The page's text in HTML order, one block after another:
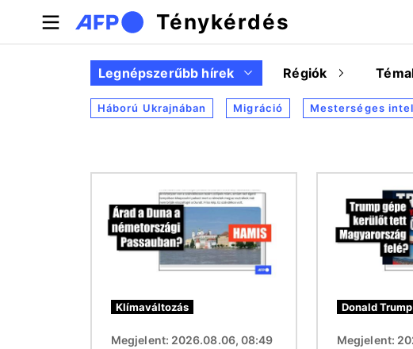
Ténykérdés
Legnépszerűbb hírek Régiók
Háború Ukrajnában Migráció Mesterséges
Klímaváltozás
Megjelent: 2026.08.06, 08:49
Donald Trump
Megjelent: